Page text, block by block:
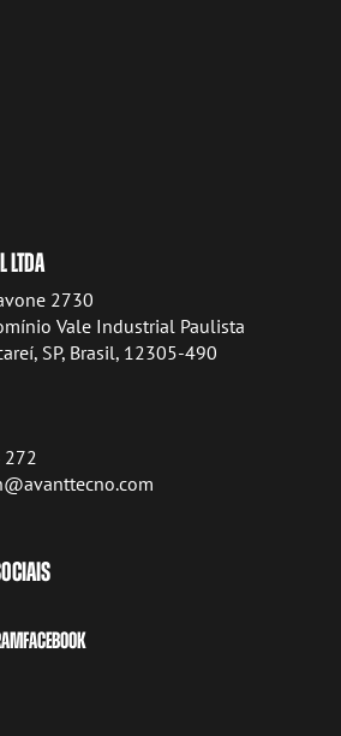
LTDA
2730
Vale Industrial Paulista
SP, Brasil, 12305-490
FACEBOOK